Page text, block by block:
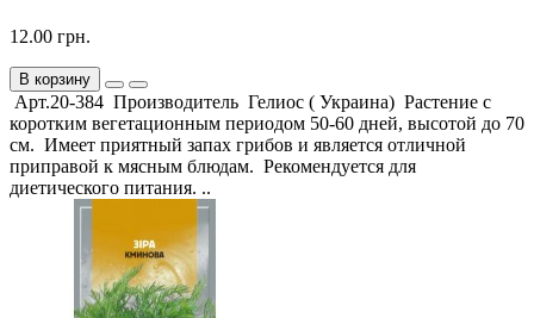
12.00 грн.
В корзину
Арт.20-384 Производитель Гелиос ( Украина) Растение с
коротким вегетационным периодом 50-60 дней, высотой до 70
см. Имеет приятный запах грибов и является отличной
приправой к мясным блюдам. Рекомендуется для
диетического питания. ..